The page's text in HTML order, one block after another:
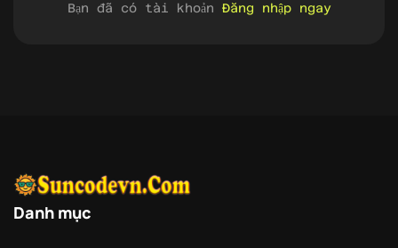
Bạn đã có tài khoản Đăng nhập ngay
Danh mục